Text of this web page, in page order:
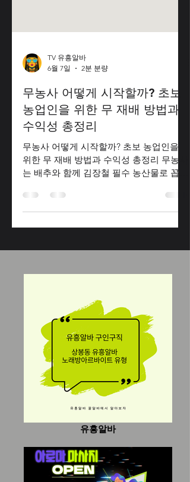
6월 7일
2분 분량
무농사 어떻게 시작할까? 초보
농업인을 위한 무 재배 방법과
수익성 총정리
무농사 어떻게 시작할까? 초보 농업인을
는 배추와 함께 김장철 필수 농산물로 꼽히
는 대표적인 밭작물 농사다. 무는 김치, 국,
조림, 나물 등 다양한 요리에 활용되며 사
적인 수요를 가진 작물이다.특히 재배 기간
초보 농업인과 귀농인들이 많이 선택하는
산하기 위해서는 토양 관리와 수분 관리,
병해충 예방이 매우 중요하다. 무농사 알아
보자 무농사의 특징 무는 뿌리를 수확하는
근채류 작물이다. 생육 속도가 빠르고 재배
기간이 짧아 회전율이 높은 장점이 있다.
대표적으로 봄무, 여름무, 가을무, 김장무
등이 있으며, 특히 가을 김장무는 수요가
많아 가장 넓은 면적에서 재배된다. 무 재
배 환경 무는 서늘한 기후를 좋아하는 작물
이다. 생육 적정 온도 : 15~20도 토양 : 배
수가 좋은 사질양토
유흥알바